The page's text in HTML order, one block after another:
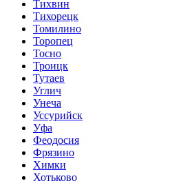
Тихвин
Тихорецк
Томилино
Торопец
Тосно
Троицк
Тутаев
Углич
Унеча
Уссурийск
Уфа
Феодосия
Фрязино
Химки
Хотьково